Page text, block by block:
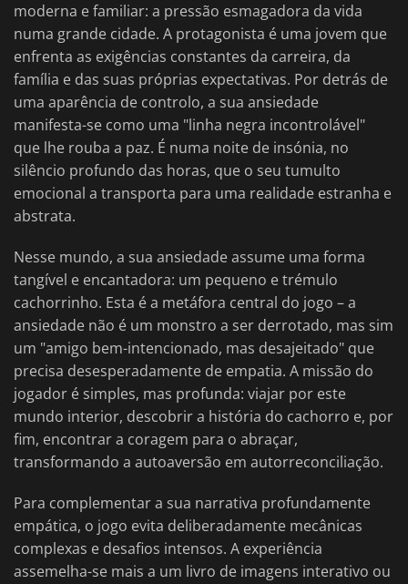
moderna e familiar: a pressão esmagadora da vida
numa grande cidade. A protagonista é uma jovem que
enfrenta as exigências constantes da carreira, da
família e das suas próprias expectativas. Por detrás de
uma aparência de controlo, a sua ansiedade
manifesta-se como uma "linha negra incontrolável"
que lhe rouba a paz. É numa noite de insónia, no
silêncio profundo das horas, que o seu tumulto
emocional a transporta para uma realidade estranha e
abstrata.
Nesse mundo, a sua ansiedade assume uma forma
tangível e encantadora: um pequeno e trémulo
cachorrinho. Esta é a metáfora central do jogo – a
ansiedade não é um monstro a ser derrotado, mas sim
um "amigo bem-intencionado, mas desajeitado" que
precisa desesperadamente de empatia. A missão do
jogador é simples, mas profunda: viajar por este
mundo interior, descobrir a história do cachorro e, por
fim, encontrar a coragem para o abraçar,
transformando a autoaversão em autorreconciliação.
Para complementar a sua narrativa profundamente
empática, o jogo evita deliberadamente mecânicas
complexas e desafios intensos. A experiência
assemelha-se mais a um livro de imagens interativo ou